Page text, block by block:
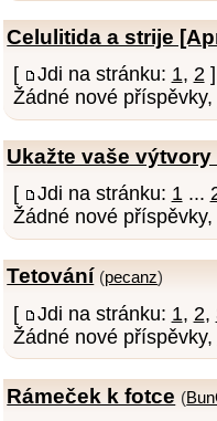
Celulitida a strije
[ Jdi na stránku: 1, 2]
Žádné nové příspěvky,
Ukažte vaše výtvory
[ Jdi na stránku: 1...
Žádné nové příspěvky,
Tetování (pecanz)
[ Jdi na stránku: 1, 2,
Žádné nové příspěvky,
Rámeček k fotce (